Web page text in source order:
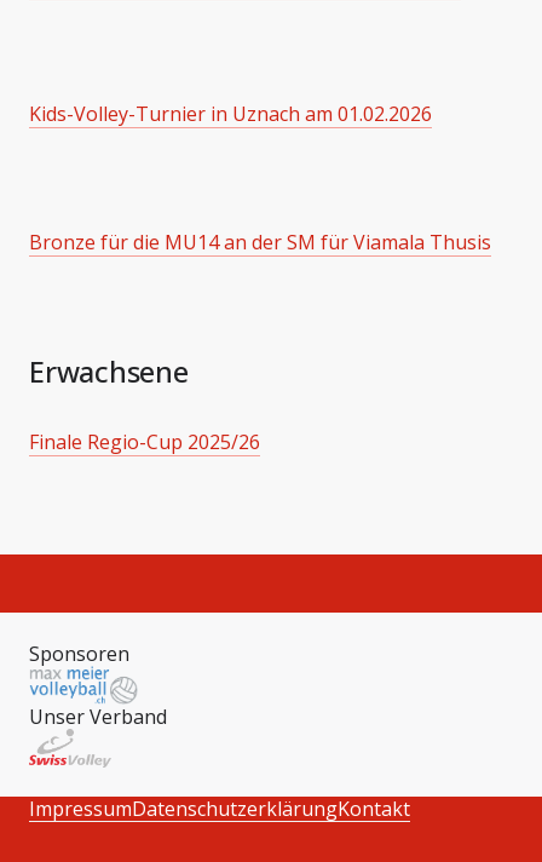
Kids-Volley-Turnier in Uznach am 01.02.2026
Bronze für die MU14 an der SM für Viamala Thusis
Erwachsene
Finale Regio-Cup 2025/26
Sponsoren
Unser Verband
ImpressumDatenschutzerklärungKontakt